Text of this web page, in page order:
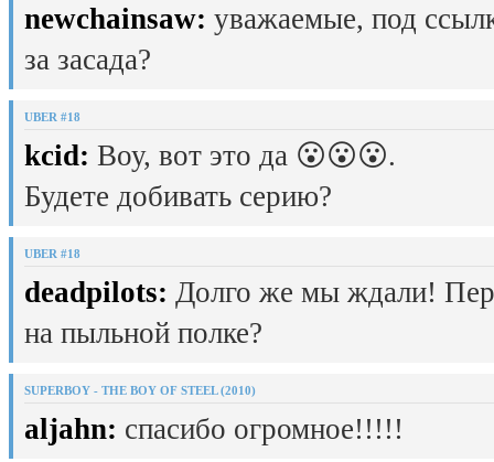
newchainsaw: уважаемые, под
за засада?
UBER #18
kcid: Воу, вот это да 😮😮😮.
Будете добивать серию?
UBER #18
deadpilots: Долго же мы ждали!
на пыльной полке?
SUPERBOY - THE BOY OF STEEL (2010)
aljahn: спасибо огромное!!!!!